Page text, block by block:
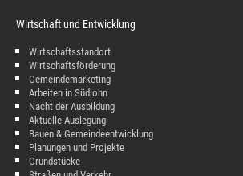
Wirtschaft und Entwicklung
Wirtschaftsstandort
Wirtschaftsförderung
Gemeindemarketing
Arbeiten in Südlohn
Nacht der Ausbildung
Aktuelle Auslegung
Bauen & Gemeindeentwicklung
Planungen und Projekte
Grundstücke